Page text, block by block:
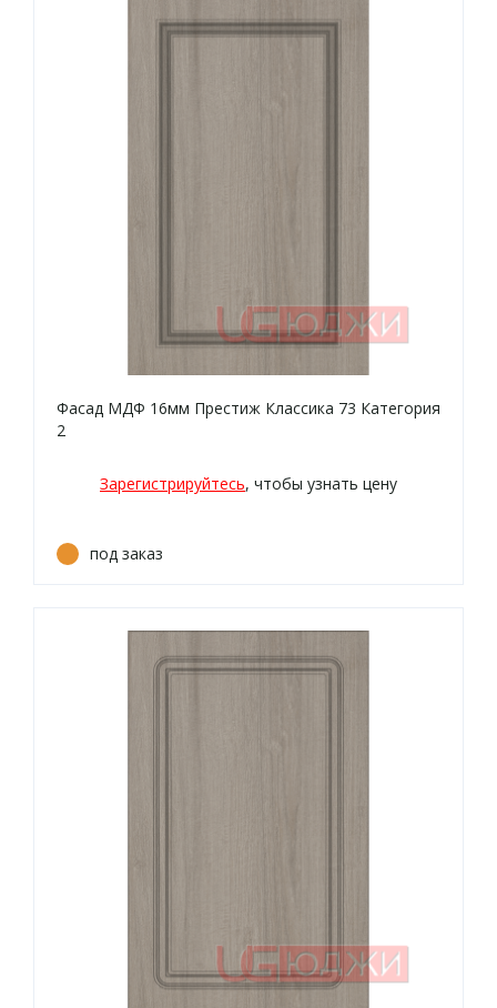
Фасад МДФ 16мм Престиж Классика 73 Категория
2
Зарегистрируйтесь, чтобы узнать цену
под заказ